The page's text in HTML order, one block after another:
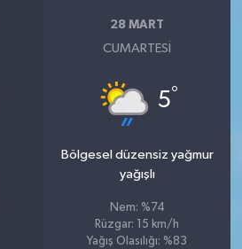
28 MART
CUMARTESI
5°
Bölgesel düzensiz yağmur
yağışlı
Nem: %74
Rüzgar: 15 km/h
Yağış Olasılığı: %83